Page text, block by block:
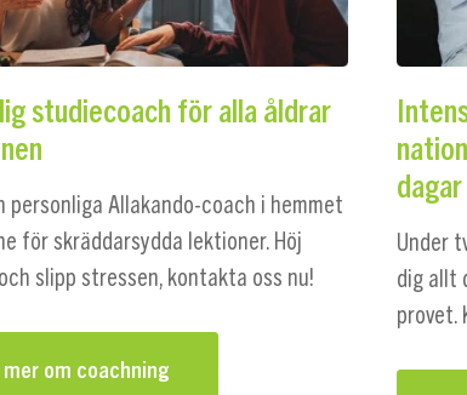
studiecoach för alla åldrar
personliga Allakando-coach i hemmet
för skräddarsydda lektioner. Höj
slipp stressen, kontakta oss nu!
mer om coachning
dagar
Under
dig allt
provet.